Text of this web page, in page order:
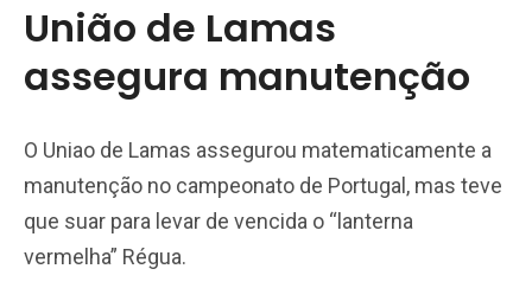
União de Lamas
assegura manutenção
O Uniao de Lamas assegurou matematicamente a
manutenção no campeonato de Portugal, mas teve
que suar para levar de vencida o “lanterna
vermelha” Régua.